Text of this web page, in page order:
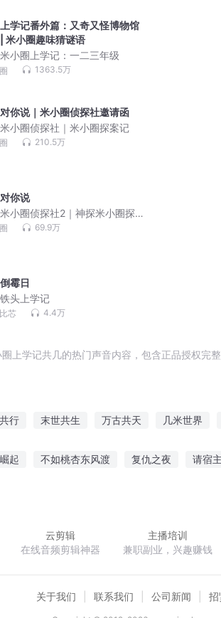
学记番外篇：又奇又怪博物馆
| 米小圈趣味猜谜语
米小圈上学记：一二三年级
1363.5万
你说｜米小圈侦探社邀请函
米小圈侦探社｜米小圈探案记
210.5万
你说
米小圈侦探社2｜神探米小圈探案
69.9万
霉日
铁头上学记
芯 4.4万
上学记共几的热门声音内容，包含正品授权完
行 末世共生 万古共天 几米世界
起 不如桃杏东风渡 复仇之夜 请宿
云剪辑
在线音频剪辑神器
主播培训
兼职副业，兴趣赚钱
关于我们 联系我们 公司新闻 招